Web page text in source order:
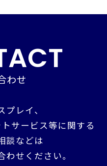
わせ
プレイ、
サービス等に関する
談などは
わせください。